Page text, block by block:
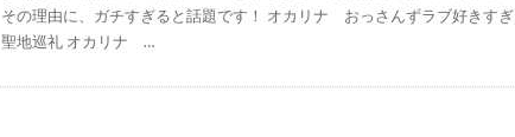
その理由に、ガチすぎると話題です！ オカリナ おっさんずラブ好きすぎ
聖地巡礼 オカリナ …